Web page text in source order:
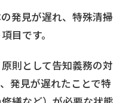
発見が遅れ、特殊清掃
目です。
則として告知義務の対
発見が遅れたことで特